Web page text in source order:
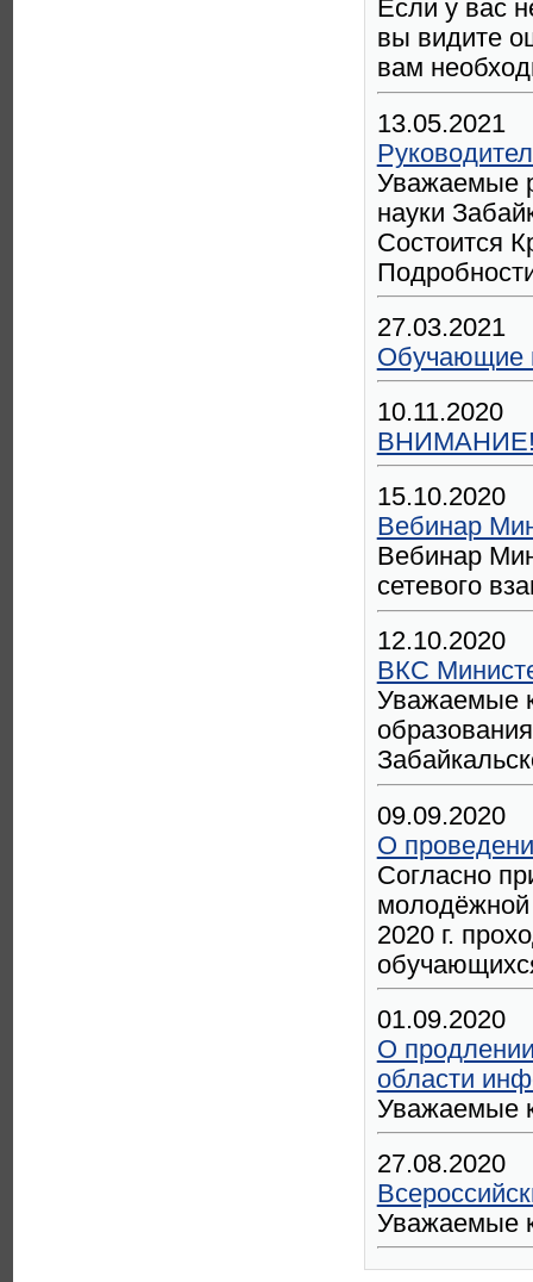
Если у вас
вы видите
вам
13.05.2021
Уважаемые
науки
Состоится
27.03.2021
Обучающие
10.11.2020
ВНИМАНИЕ!
15.10.2020
Вебинар
Вебинар
сетевого
12.10.2020
ВКС
Уважаемые
09.09.2020
О
Согласно
молодёжной
2020 г.
01.09.2020
О
области
Уважаемые
27.08.2020
Уважаемые